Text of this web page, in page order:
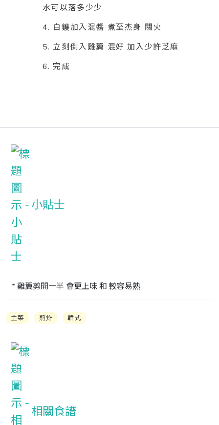
水可以落多少少
4. 白鑊加入混醬 煮至杰身 關火
5. 立刻倒入雞翼 混好 加入少許芝麻
6. 完成
小貼士
* 雞翼剪開一半 會更上味 和 較容易熟
主菜 煎炸 韓式
相關食譜